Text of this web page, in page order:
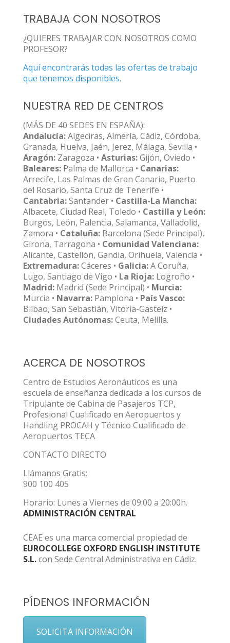
TRABAJA CON NOSOTROS
¿QUIERES TRABAJAR CON NOSOTROS COMO
PROFESOR?
Aquí encontrarás todas las ofertas de trabajo
que tenemos disponibles.
NUESTRA RED DE CENTROS
(MÁS DE 40 SEDES EN ESPAÑA):
Andalucía:Algeciras, Almería, Cádiz, Córdoba,
Granada, Huelva, Jaén, Jerez, Málaga, Sevilla •
Aragón: Zaragoza • Asturias:Gijón, Oviedo •
Baleares: Palma de Mallorca • Canarias:
Arrecife, Las Palmas de Gran Canaria, Puerto
del Rosario, Santa Cruz de Tenerife •
Cantabria:Santander • Castilla-La Mancha:
Albacete, Ciudad Real, Toledo • Castilla y León:
Burgos, León, Palencia, Salamanca, Valladolid,
Zamora • Cataluña: Barcelona (Sede Principal),
Girona, Tarragona • Comunidad Valenciana:
Alicante, Castellón, Gandia, Orihuela, Valencia •
Extremadura:Cáceres • Galicia:A Coruña,
Lugo, Santiago de Vigo • La Rioja: Logroño •
Madrid: Madrid (Sede Principal) • Murcia:
Murcia • Navarra: Pamplona • País Vasco:
Bilbao, San Sebastián, Vitoria-Gasteiz •
Ciudades Autónomas:Ceuta, Melilla.
ACERCA DE NOSOTROS
Centro de Estudios Aeronáuticos es una
escuela de enseñanza dedicada a los cursos de
Tripulante de Cabina de Pasajeros TCP,
Profesional Cualificado en Aeropuertos y
Handling PROCAH y Técnico Cualificado de
Aeropuertos TECA
CONTACTO DIRECTO
Llámanos Gratis:
900 100 405
Horario: Lunes a Viernes de 09:00 a 20:00h.
ADMINISTRACIÓN CENTRAL
CEAE es una marca comercial propiedad de
EUROCOLLEGE OXFORD ENGLISH INSTITUTE
S.L.con Sede Central Administrativa en Cádiz.
PÍDENOS INFORMACIÓN
SOLICITA INFORMACIÓN